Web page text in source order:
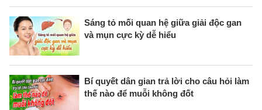
Sáng tỏ mối quan hệ giữa giải độc gan
và mụn cực kỳ dễ hiểu
Bí quyết dân gian trả lời cho câu hỏi làm
thế nào để muỗi không đốt